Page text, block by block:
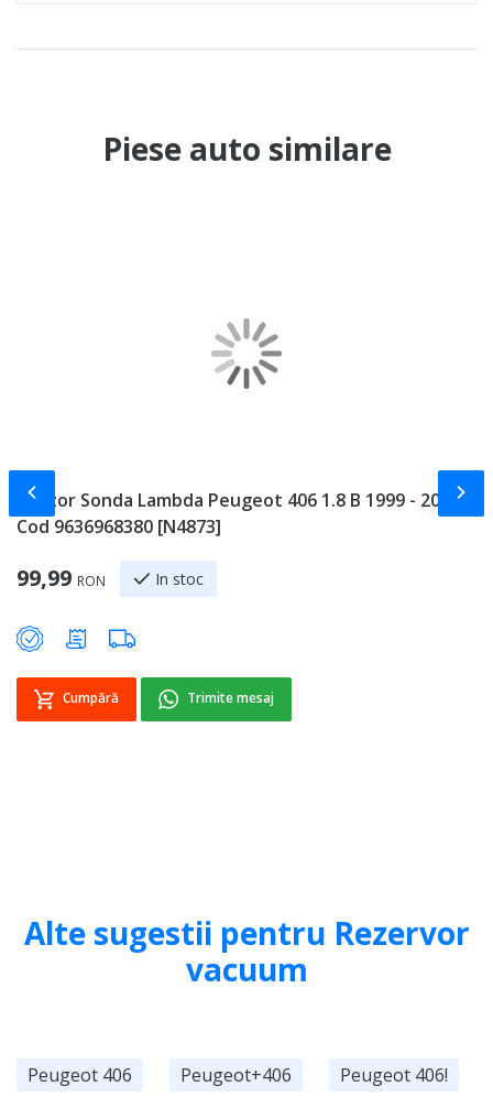
Piese auto similare
Senzor Sonda Lambda Peugeot 406 1.8 B 1999 - 2004
Cod 9636968380 [N4873]
99,99 RON In stoc
Cumpără Trimite mesaj
Slide-ul anterior
Alte sugestii pentru Rezervor
vacuum
Peugeot 406 Peugeot+406 Peugeot 406!